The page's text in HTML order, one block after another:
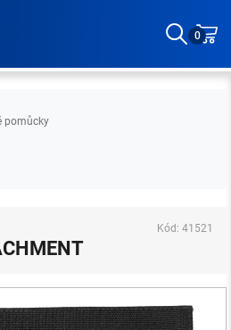
0
pomůcky
Kód: 41521